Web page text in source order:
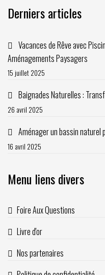
Derniers articles
Vacances de Rêve avec
Aménagements Paysagers
15 juillet 2025
Baignades Naturelles :
26 avril 2025
Aménager un bassin naturel
16 avril 2025
Menu liens divers
Foire Aux Questions
Livre d'or
Nos partenaires